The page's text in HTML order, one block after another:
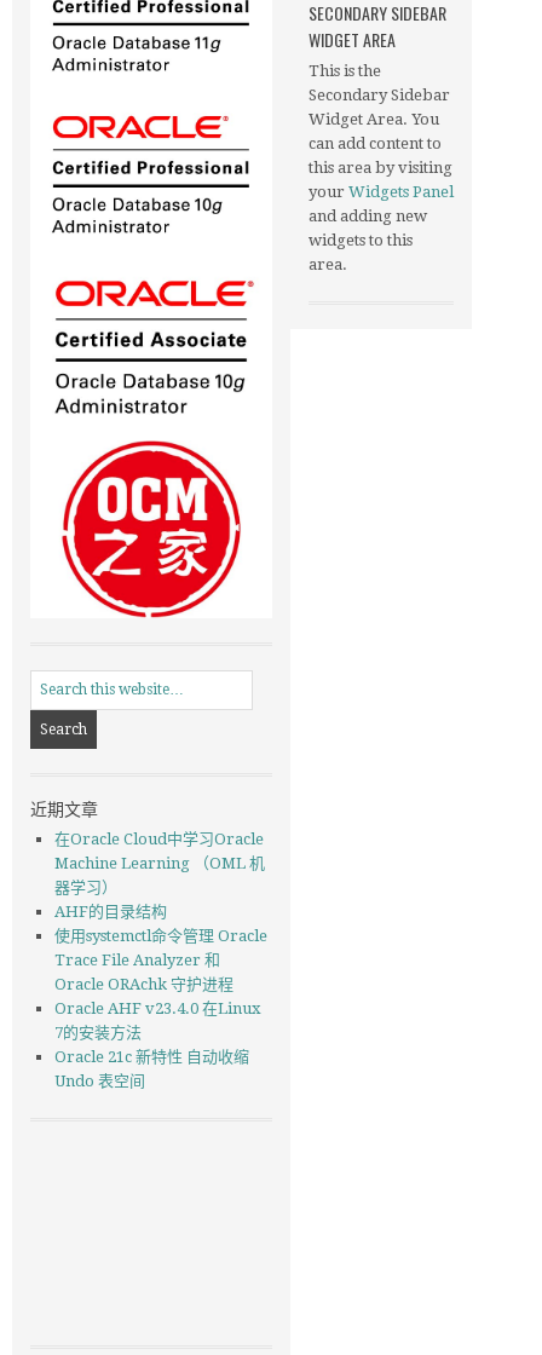
近期文章
在Oracle Cloud中学习Oracle
Machine Learning （OML 机
器学习）
AHF的目录结构
使用systemctl命令管理 Oracle
Trace File Analyzer 和
Oracle ORAchk 守护进程
Oracle AHF v23.4.0 在Linux
7的安装方法
Oracle 21c 新特性 自动收缩
Undo 表空间
SECONDARY SIDEBAR
WIDGET AREA
This is the
Secondary Sidebar
Widget Area. You
can add content to
this area by visiting
your Widgets Panel
and adding new
widgets to this
area.